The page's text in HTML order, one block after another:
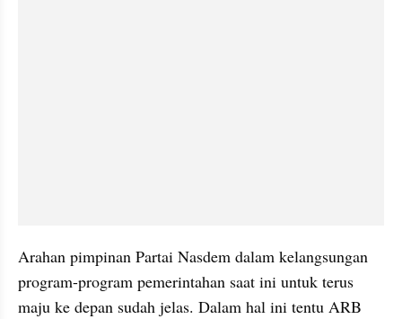
Arahan pimpinan Partai Nasdem dalam kelangsungan
program-program pemerintahan saat ini untuk terus
maju ke depan sudah jelas. Dalam hal ini tentu ARB